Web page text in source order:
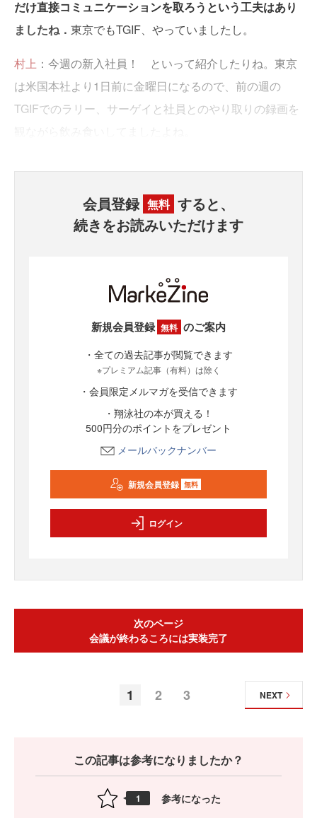
だけ直接コミュニケーションを取ろうという工夫はあり
ましたね． 東京でもTGIF、やっていましたし。
村上 ：今週の新入社員！ といって紹介したりね。東京
は米国本社より1日前に金曜日になるので、前の週の
TGIFでのラリー、サーゲイと社員とのやり取りの録画を
会員登録 無料 すると、
続きをお読みいただけます
新規会員登録 無料 のご案内
・全ての過去記事が閲覧できます
※プレミアム記事（有料）は除く
・会員限定メルマガを受信できます
・翔泳社の本が買える！
500円分のポイントをプレゼント
メールバックナンバー
新規会員登録 無料
ログイン
次のページ
会議が終わるころには実装完了
1 2 3 NEXT
この記事は参考になりましたか？
1 参考になった